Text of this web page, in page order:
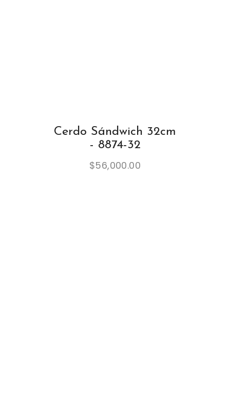
Cerdo Sándwich 32cm
- 8874-32
$56,000.00